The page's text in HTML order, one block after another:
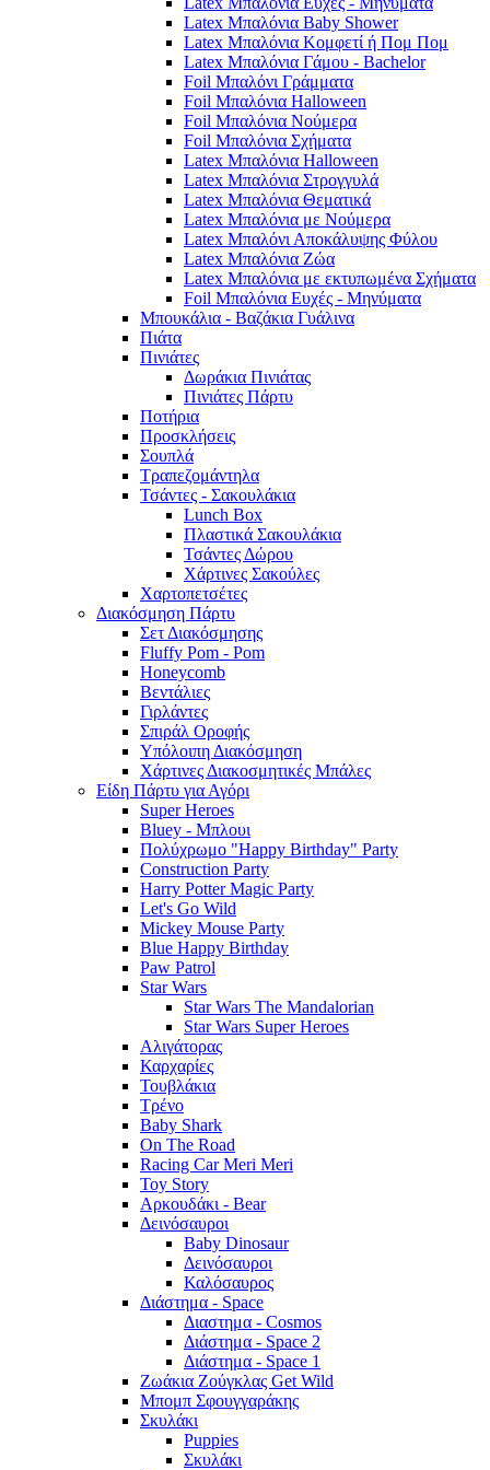
Latex Μπαλόνια Baby Shower
Latex Μπαλόνια Κομφετί ή Πομ Πομ
Latex Μπαλόνια Γάμου - Bachelor
Foil Μπαλόνι Γράμματα
Foil Μπαλόνια Halloween
Foil Μπαλόνια Νούμερα
Foil Μπαλόνια Σχήματα
Latex Μπαλόνια Halloween
Latex Μπαλόνια Στρογγυλά
Latex Μπαλόνια Θεματικά
Latex Μπαλόνια με Νούμερα
Latex Μπαλόνι Αποκάλυψης Φύλου
Latex Μπαλόνια Ζώα
Latex Μπαλόνια με εκτυπωμένα Σχήματα
Foil Μπαλόνια Ευχές - Μηνύματα
Μπουκάλια - Βαζάκια Γυάλινα
Πιάτα
Πινιάτες
Δωράκια Πινιάτας
Πινιάτες Πάρτυ
Ποτήρια
Προσκλήσεις
Σουπλά
Τραπεζομάντηλα
Τσάντες - Σακουλάκια
Lunch Box
Πλαστικά Σακουλάκια
Τσάντες Δώρου
Χάρτινες Σακούλες
Χαρτοπετσέτες
Διακόσμηση Πάρτυ
Σετ Διακόσμησης
Fluffy Pom - Pom
Honeycomb
Βεντάλιες
Γιρλάντες
Σπιράλ Οροφής
Υπόλοιπη Διακόσμηση
Χάρτινες Διακοσμητικές Μπάλες
Είδη Πάρτυ για Αγόρι
Super Heroes
Bluey - Μπλουι
Πολύχρωμο "Happy Birthday" Party
Construction Party
Harry Potter Magic Party
Let's Go Wild
Mickey Mouse Party
Blue Happy Birthday
Paw Patrol
Star Wars
Star Wars The Mandalorian
Star Wars Super Heroes
Αλιγάτορας
Καρχαρίες
Τουβλάκια
Τρένο
Baby Shark
On The Road
Racing Car Meri Meri
Toy Story
Αρκουδάκι - Bear
Δεινόσαυροι
Baby Dinosaur
Δεινόσαυροι
Καλόσαυρος
Διάστημα - Space
Διαστημα - Cosmos
Διάστημα - Space 2
Διάστημα - Space 1
Ζωάκια Ζούγκλας Get Wild
Μπομπ Σφουγγαράκης
Σκυλάκι
Puppies
Σκυλάκι